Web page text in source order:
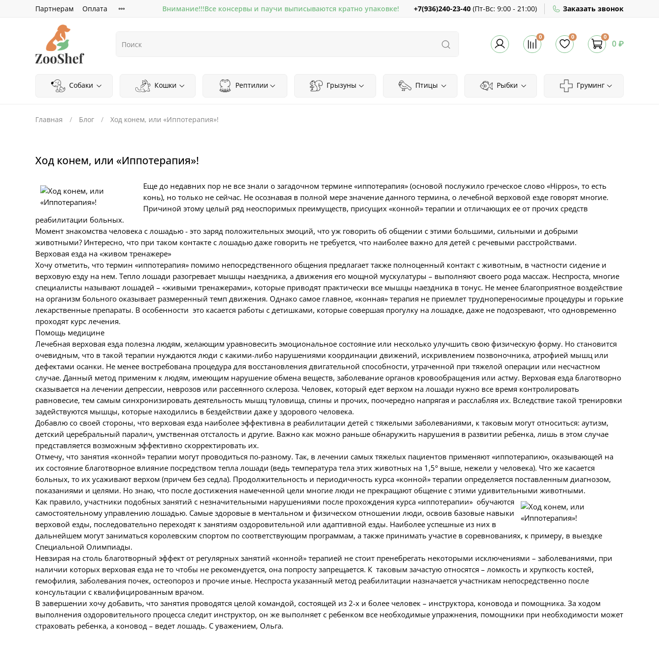
Партнерам Оплата Внимание!!!Все консервы и паучи выписываются кратно упаковке! +7(936)240-23-40 (Пт-Вс: 9:00 - 21:00) Заказать звонок
0 0 0
0 ₽
Собаки Кошки Рептилии Грызуны Птицы Рыбки Груминг
Главная Блог Ход конем, или «Иппотерапия»!
Ход конем, или «Иппотерапия»!
Еще до недавних пор не все знали о загадочном термине «иппотерапия» (основой послужило греческое слово «Hippos», то есть
конь), но только не сейчас. Не осознавая в полной мере значение данного термина, о лечебной верховой езде говорят многие.
Причиной этому целый ряд неоспоримых преимуществ, присущих «конной» терапии и отличающих ее от прочих средств
реабилитации больных.
Момент знакомства человека с лошадью - это заряд положительных эмоций, что уж говорить об общении с этими большими, сильными и добрыми
животными? Интересно, что при таком контакте с лошадью даже говорить не требуется, что наиболее важно для детей с речевыми расстройствами.
Верховая езда на «живом тренажере»
Хочу отметить, что термин «иппотерапия» помимо непосредственного общения предлагает также полноценный контакт с животным, в частности сидение и
верховую езду на нем. Тепло лошади разогревает мышцы наездника, а движения его мощной мускулатуры – выполняют своего рода массаж. Неспроста, многие
специалисты называют лошадей – «живыми тренажерами», которые приводят практически все мышцы наездника в тонус. Не менее благоприятное воздействие
на организм больного оказывает размеренный темп движения. Однако самое главное, «конная» терапия не приемлет труднопереносимые процедуры и горькие
лекарственные препараты. В особенности это касается работы с детишками, которые совершая прогулку на лошадке, даже не подозревают, что одновременно
проходят курс лечения.
Помощь медицине
Лечебная верховая езда полезна людям, желающим уравновесить эмоциональное состояние или несколько улучшить свою физическую форму. Но становится
очевидным, что в такой терапии нуждаются люди с какими-либо нарушениями координации движений, искривлением позвоночника, атрофией мышц или
дефектами осанки. Не менее востребована процедура для восстановления двигательной способности, утраченной при тяжелой операции или несчастном
случае. Данный метод применим к людям, имеющим нарушение обмена веществ, заболевание органов кровообращения или астму. Верховая езда благотворно
сказывается на лечении депрессии, неврозов или рассеянного склероза. Человек, который едет верхом на лошади нужно все время контролировать
равновесие, тем самым синхронизировать деятельность мышц туловища, спины и прочих, поочередно напрягая и расслабляя их. Вследствие такой тренировки
задействуются мышцы, которые находились в бездействии даже у здорового человека.
Добавлю со своей стороны, что верховая езда наиболее эффективна в реабилитации детей с тяжелыми заболеваниями, к таковым могут относиться: аутизм,
детский церебральный паралич, умственная отсталость и другие. Важно как можно раньше обнаружить нарушения в развитии ребенка, лишь в этом случае
представляется возможным эффективно скорректировать их.
Отмечу, что занятия «конной» терапии могут проводиться по-разному. Так, в лечении самых тяжелых пациентов применяют «иппотерапию», оказывающей на
их состояние благотворное влияние посредством тепла лошади (ведь температура тела этих животных на 1,5° выше, нежели у человека). Что же касается
больных, то их усаживают верхом (причем без седла). Продолжительность и периодичность курса «конной» терапии определяется поставленным диагнозом,
показаниями и целями. Но знаю, что после достижения намеченной цели многие люди не прекращают общение с этими удивительными животными.
Как правило, участники подобных занятий с незначительными нарушениями после прохождения курса «иппотерапии» обучаются
самостоятельному управлению лошадью. Самые здоровые в ментальном и физическом отношении люди, освоив базовые навыки
верховой езды, последовательно переходят к занятиям оздоровительной или адаптивной езды. Наиболее успешные из них в
дальнейшем могут заниматься королевским спортом по соответствующим программам, а также принимать участие в соревнованиях, к примеру, в выездке
Специальной Олимпиады.
Невзирая на столь благотворный эффект от регулярных занятий «конной» терапией не стоит пренебрегать некоторыми исключениями – заболеваниями, при
наличии которых верховая езда не то чтобы не рекомендуется, она попросту запрещается. К таковым зачастую относятся – ломкость и хрупкость костей,
гемофилия, заболевания почек, остеопороз и прочие иные. Неспроста указанный метод реабилитации назначается участникам непосредственно после
консультации с квалифицированным врачом.
В завершении хочу добавить, что занятия проводятся целой командой, состоящей из 2-х и более человек – инструктора, коновода и помощника. За ходом
выполнения оздоровительного процесса следит инструктор, он же выполняет с ребенком все необходимые упражнения, помощники при необходимости может
страховать ребенка, а коновод – ведет лошадь. С уважением, Ольга.